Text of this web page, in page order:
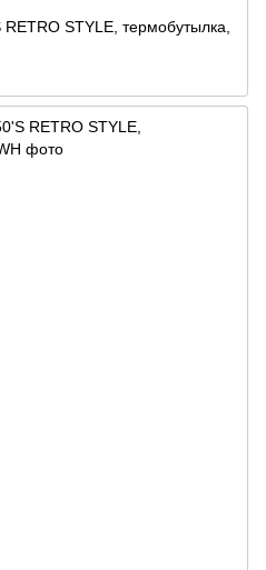
STYLE, термобутылка,